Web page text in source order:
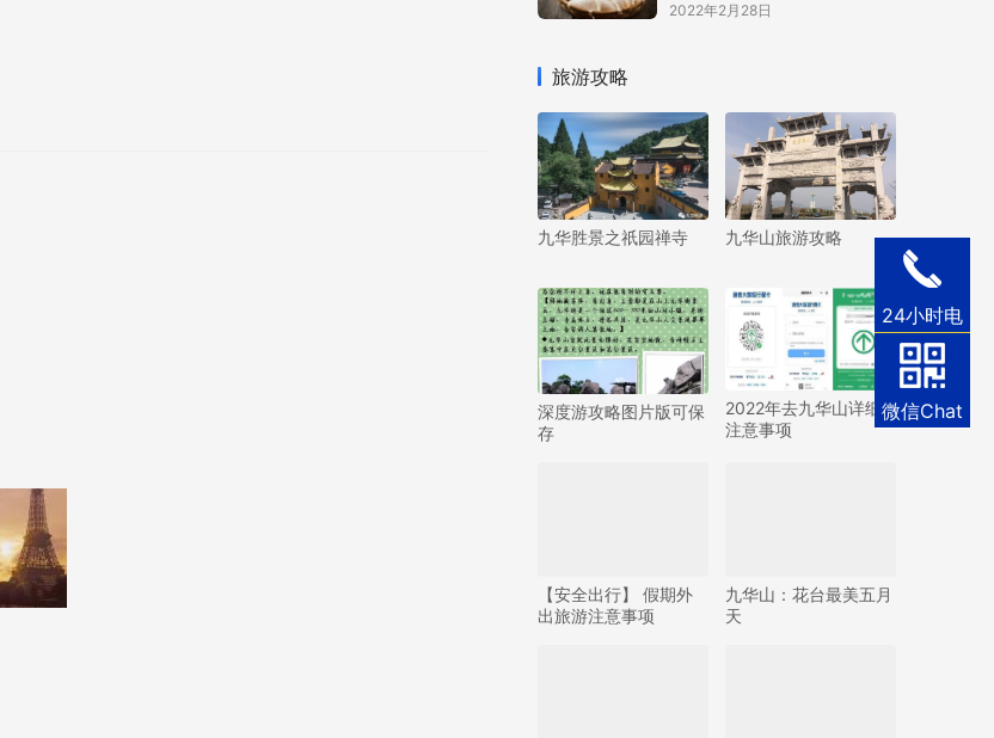
2022年2月28日
旅游攻略
九华胜景之祇园禅寺 九华山旅游攻略
深度游攻略图片版可保
存
2022年去九华山详细
注意事项
【安全出行】 假期外
出旅游注意事项
九华山：花台最美五月
天
24小时电
话
微信Chat